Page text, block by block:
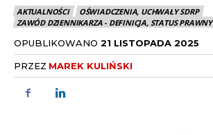
AKTUALNOŚCI
OŚWIADCZENIA, UCHWAŁY SDRP
ZAWÓD DZIENNIKARZA - DEFINICJA, STATUS PRAWNY
OPUBLIKOWANO 21 LISTOPADA 2025
PRZEZ MAREK KULIŃSKI